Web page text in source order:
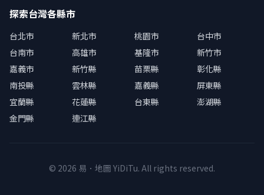
探索台灣各縣市
台北市 新北市 桃園市
台中市
台南市
高雄市 基隆市
新竹市
嘉義市
新竹縣 苗栗縣
彰化縣
南投縣
雲林縣 嘉義縣
屏東縣
宜蘭縣
花蓮縣 台東縣
澎湖縣
金門縣
連江縣
© 2026 易．地圖 YiDiTu. All rights reserved.